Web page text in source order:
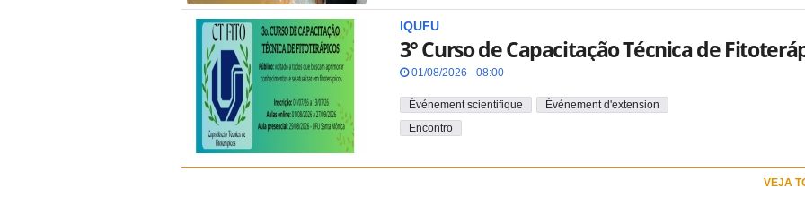
IQUFU
3° Curso de Capacitação Técnica de
01/08/2026 - 08:00
Événement scientifique
Événement d'extension
Encontro
VEJA